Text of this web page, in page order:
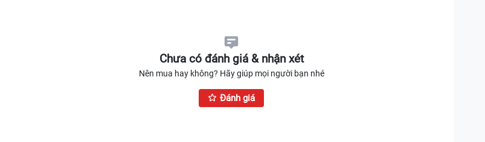
Chưa có đánh giá & nhận xét
Nên mua hay không? Hãy giúp mọi người bạn nhé
Đánh giá